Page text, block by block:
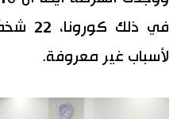
لأسباب غير معروفة.